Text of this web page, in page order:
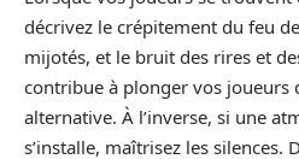
décrivez le crépitement du feu
mijotés, et le bruit des rires et
contribue à plonger vos joueurs
alternative. À l’inverse, si une
s’installe, maîtrisez les silences.